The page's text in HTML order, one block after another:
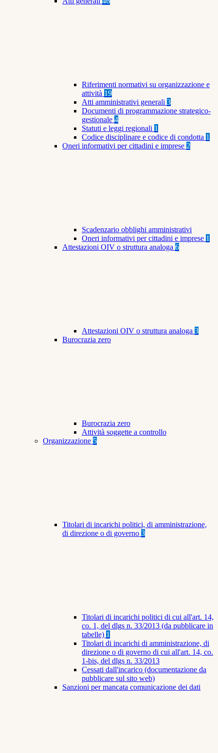
Riferimenti normativi su organizzazione e
attività 19
Atti amministrativi generali 3
Documenti di programmazione strategico-
gestionale 4
Statuti e leggi regionali 1
Codice disciplinare e codice di condotta 1
Oneri informativi per cittadini e imprese 2
Scadenzario obblighi amministrativi
Oneri informativi per cittadini e imprese 1
Attestazioni OIV o struttura analoga 6
Attestazioni OIV o struttura analoga 3
Burocrazia zero
Burocrazia zero
Attività soggette a controllo
Organizzazione 5
Titolari di incarichi politici, di amministrazione,
di direzione o di governo 3
Titolari di incarichi politici di cui all'art. 14,
co. 1, del dlgs n. 33/2013 (da pubblicare in
tabelle) 1
Titolari di incarichi di amministrazione, di
direzione o di governo di cui all'art. 14, co.
1-bis, del dlgs n. 33/2013
Cessati dall'incarico (documentazione da
pubblicare sul sito web)
Sanzioni per mancata comunicazione dei dati